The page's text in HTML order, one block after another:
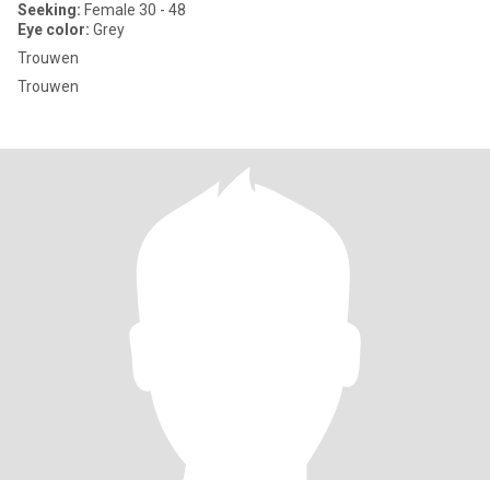
Seeking: Female 30 - 48
Eye color: Grey
Trouwen
Trouwen